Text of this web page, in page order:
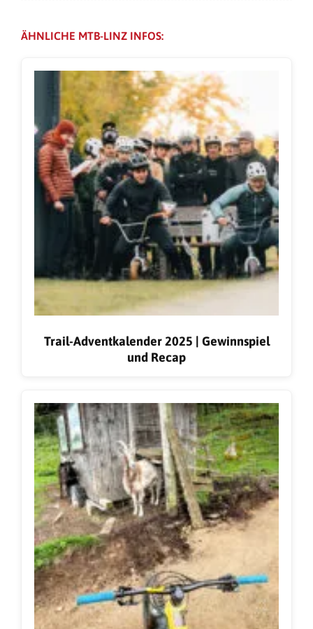
ÄHNLICHE MTB-LINZ INFOS:
Trail-Adventkalender 2025 | Gewinnspiel
und Recap